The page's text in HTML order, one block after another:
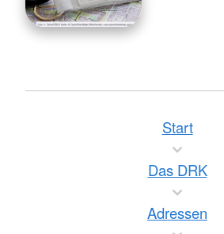
Start
Das DRK
Adressen